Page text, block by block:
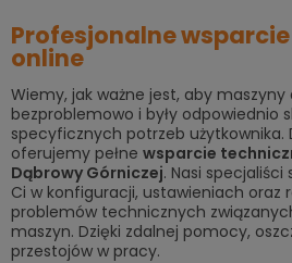
Profesjonalne
online
Wiemy, jak ważne jest, aby maszyny
bezproblemowo i były odpowiednio
specyficznych potrzeb użytkownika.
oferujemy pełne wsparcie
Dąbrowy Górniczej. Nasi
Ci w konfiguracji, ustawieniach oraz
problemów technicznych
maszyn. Dzięki zdalnej pomocy,
przestojów w pracy.